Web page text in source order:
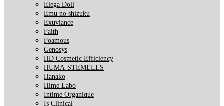
Elega Doll
Emu no shizuku
Exuviance
Faith
Foamous
Genosys
HD Cosmetic Efficiency
HUMA-STEMELLS
Hanako
Hime Labo
Intime Organique
Is Clinical